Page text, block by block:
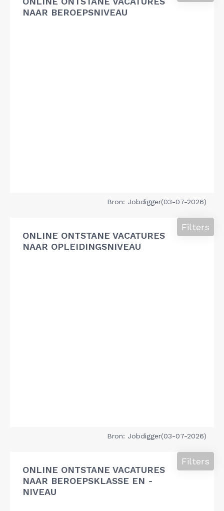
NAAR BEROEPSNIVEAU
Bron: Jobdigger(03-07-2026)
ONLINE ONTSTANE VACATURES
NAAR OPLEIDINGSNIVEAU
Filters
Bron: Jobdigger(03-07-2026)
ONLINE ONTSTANE VACATURES
NAAR BEROEPSKLASSE EN -
NIVEAU
Filters